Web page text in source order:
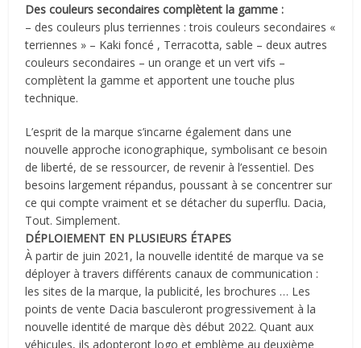
Des couleurs secondaires complètent la gamme :
– des couleurs plus terriennes : trois couleurs secondaires «
terriennes » – Kaki foncé , Terracotta, sable – deux autres
couleurs secondaires – un orange et un vert vifs –
complètent la gamme et apportent une touche plus
technique.
L’esprit de la marque s’incarne également dans une
nouvelle approche iconographique, symbolisant ce besoin
de liberté, de se ressourcer, de revenir à l’essentiel. Des
besoins largement répandus, poussant à se concentrer sur
ce qui compte vraiment et se détacher du superflu. Dacia,
Tout. Simplement.
DÉPLOIEMENT EN PLUSIEURS ÉTAPES
À partir de juin 2021, la nouvelle identité de marque va se
déployer à travers différents canaux de communication :
les sites de la marque, la publicité, les brochures … Les
points de vente Dacia basculeront progressivement à la
nouvelle identité de marque dès début 2022. Quant aux
véhicules, ils adopteront logo et emblème au deuxième